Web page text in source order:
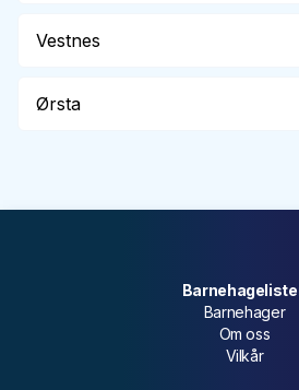
Vestnes
Ørsta
Barnehager
Om oss
Vilkår